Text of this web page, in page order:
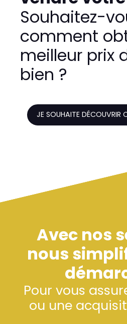
Souhaitez-
comment
meilleur prix
bien ?
JE SOUHAITE DÉCOUVRIR
Avec nos
nous
Pour vous
ou une